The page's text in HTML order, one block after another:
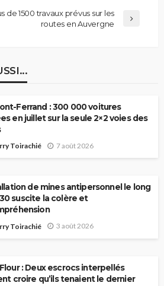
de 1500 travaux prévus sur les
routes en Auvergne
Ferrand : 300 000 voitures
en juillet sur la seule 2×2 voies des
Toirachié 7 août 2026
de mines antipersonnel le long
suscite la colère et
Toirachié 3 août 2026
: Deux escrocs interpellés
croire qu’ils tenaient le dernier